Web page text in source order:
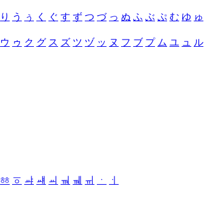
り う ぅ く ぐ す ず つ づ っ ぬ ふ ぶ ぷ む ゆ ゅ
ウ ゥ ク グ ス ズ ツ ヅ ッ ヌ フ ブ プ ム ユ ュ ル
ㆅ ㆆ ㆇ ㆈ ㆉ ㆊ ㆋ ㆌ ㆍ
ㆎ